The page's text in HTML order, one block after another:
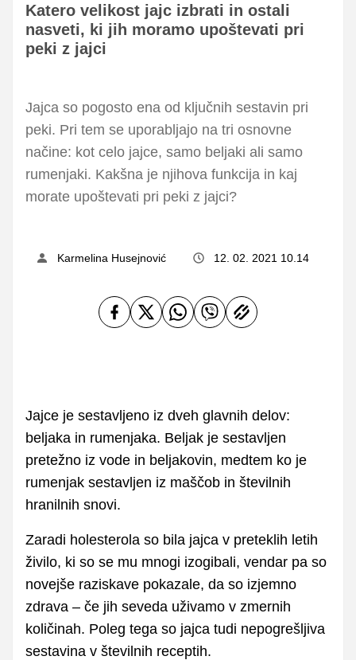
Katero velikost jajc izbrati in ostali
nasveti, ki jih moramo upoštevati pri
peki z jajci
Jajca so pogosto ena od ključnih sestavin pri
peki. Pri tem se uporabljajo na tri osnovne
načine: kot celo jajce, samo beljaki ali samo
rumenjaki. Kakšna je njihova funkcija in kaj
morate upoštevati pri peki z jajci?
Karmelina Husejnović 12. 02. 2021 10.14
Jajce je sestavljeno iz dveh glavnih delov:
beljaka in rumenjaka. Beljak je sestavljen
pretežno iz vode in beljakovin, medtem ko je
rumenjak sestavljen iz maščob in številnih
hranilnih snovi.
Zaradi holesterola so bila jajca v preteklih letih
živilo, ki so se mu mnogi izogibali, vendar pa so
novejše raziskave pokazale, da so izjemno
zdrava – če jih seveda uživamo v zmernih
količinah. Poleg tega so jajca tudi nepogrešljiva
sestavina v številnih receptih.